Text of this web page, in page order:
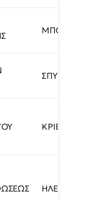
ΣΠΥΡΟΥ
ΚΡΙΕΖΗ ΚΑΙ
ΗΛΕΙΑΣ 27